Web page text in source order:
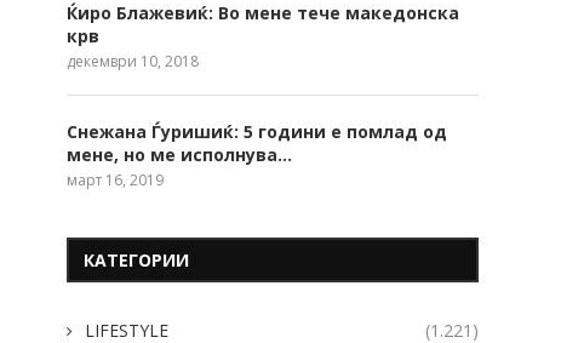
Ќиро Блажевиќ: Во мене тече македонска
крв
декември 10, 2018
Снежана Ѓуришиќ: 5 години е помлад од
мене, но ме исполнува…
март 16, 2019
КАТЕГОРИИ
LIFESTYLE (1.221)